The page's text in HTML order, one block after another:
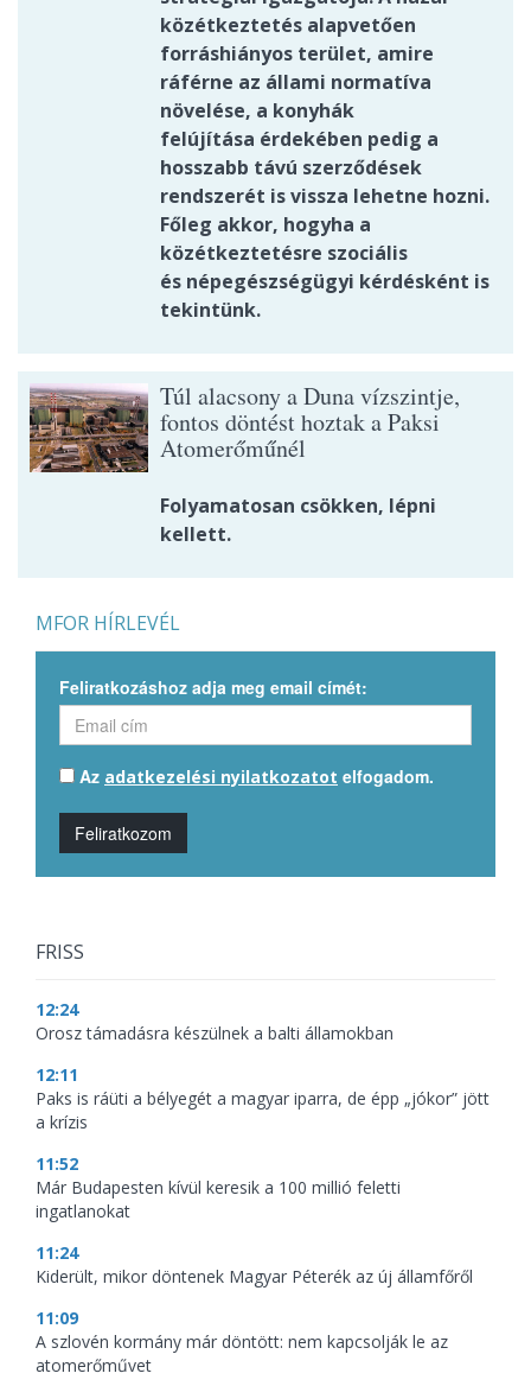
közétkeztetés alapvetően
forráshiányos terület, amire
ráférne az állami normatíva
növelése, a konyhák
felújítása érdekében pedig a
hosszabb távú szerződések
rendszerét is vissza lehetne hozni.
Főleg akkor, hogyha a
közétkeztetésre szociális
és népegészségügyi kérdésként is
tekintünk.
Túl alacsony a Duna vízszintje,
fontos döntést hoztak a Paksi
Atomerőműnél
Folyamatosan csökken, lépni
kellett.
MFOR HÍRLEVÉL
Feliratkozáshoz adja meg email címét:
Az adatkezelési nyilatkozatot elfogadom.
Feliratkozom
FRISS
12:24
Orosz támadásra készülnek a balti államokban
12:11
Paks is ráüti a bélyegét a magyar iparra, de épp „jókor” jött
a krízis
11:52
Már Budapesten kívül keresik a 100 millió feletti
ingatlanokat
11:24
Kiderült, mikor döntenek Magyar Péterék az új államfőről
11:09
A szlovén kormány már döntött: nem kapcsolják le az
atomerőművet